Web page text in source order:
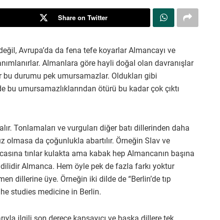
Share on Twitter
Avrupa’da da fena tefe koyarlar Almancayı ve
Almanlara göre hayli doğal olan davranışlar
durumu pek umursamazlar. Oldukları gibi
bu umursamazlıklarından ötürü bu kadar çok çıktı
Tonlamaları ve vurguları diğer batı dillerinden daha
olmasa da çoğunlukla abartılır. Örneğin Slav ve
tınlar kulakta ama kabak hep Almancanın başına
Almanca. Hem öyle pek de fazla farkı yoktur
dillerine üye. Örneğin iki dilde de “Berlin’de tıp
studies medicine in Berlin.